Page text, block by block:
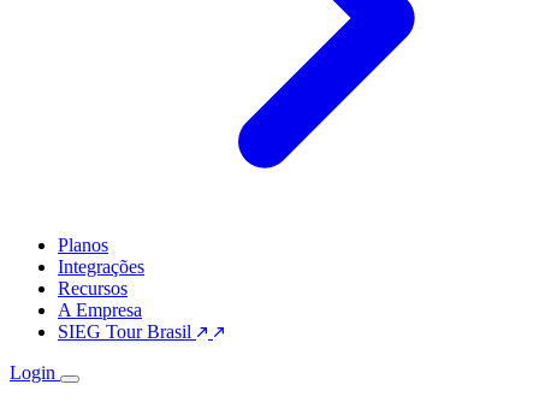
Planos
Integrações
Recursos
A Empresa
SIEG Tour Brasil
Login